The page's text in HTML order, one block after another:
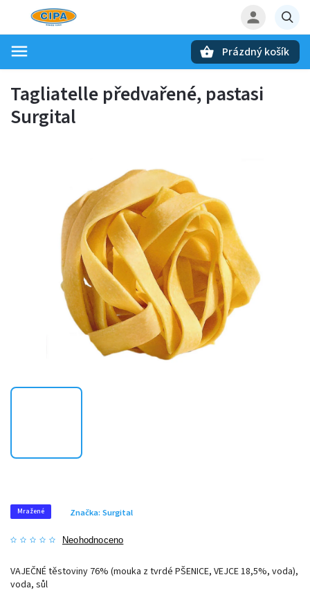
Prázdný košík
Tagliatelle předvařené, pastasi
Surgital
Mražené
Neohodnoceno
Značka: Surgital
VAJEČNÉ těstoviny 76% (mouka z tvrdé PŠENICE, VEJCE 18,5%, voda),
voda, sůl